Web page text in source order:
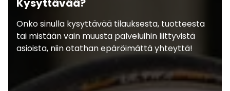
Kysyttävää?
Onko sinulla kysyttävää tilauksesta, tuotteesta
tai mistään vain muusta palveluihin liittyvistä
asioista, niin otathan epäröimättä yhteyttä!